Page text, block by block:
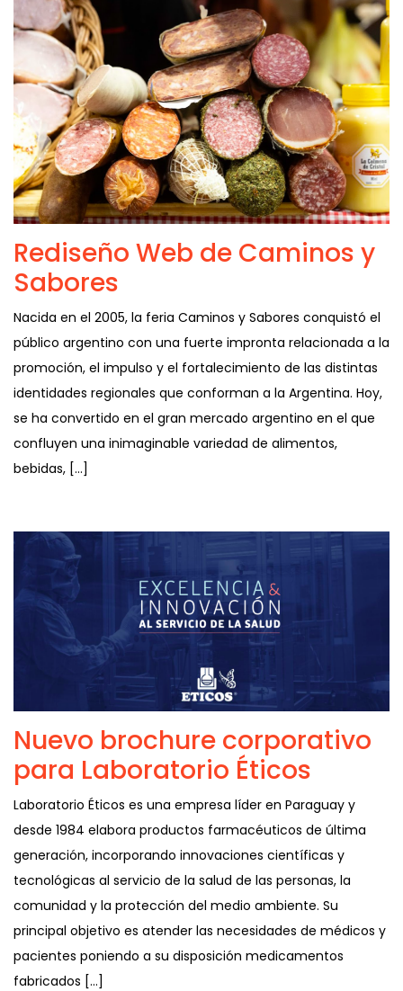
Rediseño Web de Caminos y
Sabores
Nacida en el 2005, la feria Caminos y Sabores conquistó el
público argentino con una fuerte impronta relacionada a la
promoción, el impulso y el fortalecimiento de las distintas
identidades regionales que conforman a la Argentina. Hoy,
se ha convertido en el gran mercado argentino en el que
confluyen una inimaginable variedad de alimentos,
bebidas, […]
Nuevo brochure corporativo
para Laboratorio Éticos
Laboratorio Éticos es una empresa líder en Paraguay y
desde 1984 elabora productos farmacéuticos de última
generación, incorporando innovaciones científicas y
tecnológicas al servicio de la salud de las personas, la
comunidad y la protección del medio ambiente. Su
principal objetivo es atender las necesidades de médicos y
pacientes poniendo a su disposición medicamentos
fabricados […]